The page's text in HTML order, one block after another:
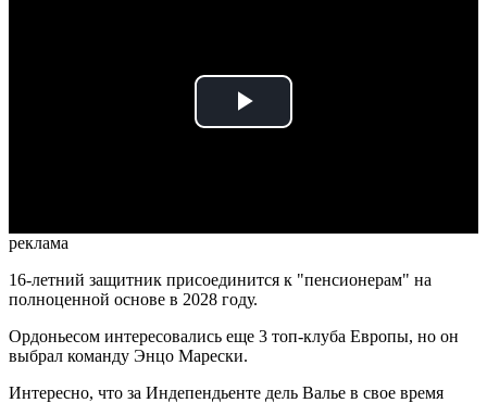
Play
реклама
16-летний защитник присоединится к "пенсионерам" на
полноценной основе в 2028 году.
Ордоньесом интересовались еще 3 топ-клуба Европы, но он
выбрал команду Энцо Марески.
Интересно, что за Индепендьенте дель Валье в свое время